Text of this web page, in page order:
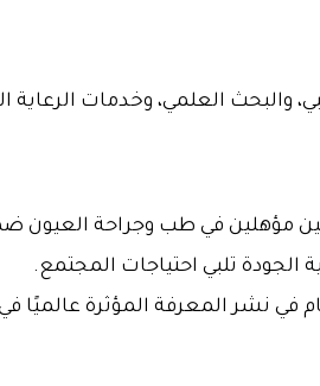
والبحث العلمي، وخدمات
مؤهلين في طب وجراحة العيون
تلبي احتياجات المجتمع.
في نشر المعرفة المؤثرة عالميًا